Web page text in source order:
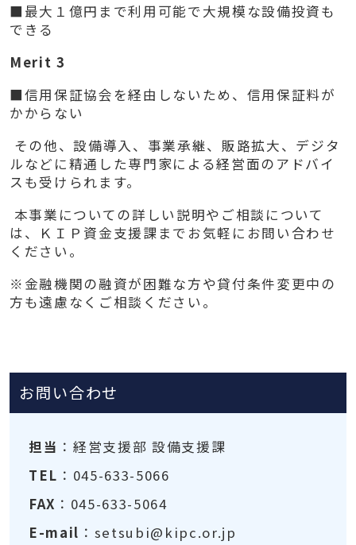
■ 最大１億円まで利用可能で大規模な設備投資も
できる
Merit 3
■信用保証協会を経由しないため、信用保証料が
かからない
その他、設備導入、事業承継、販路拡大、デジタ
ルなどに精通した専門家による経営面のアドバイ
スも受けられます。
本事業についての詳しい説明やご相談について
は、ＫＩＰ資金支援課までお気軽にお問い合わせ
ください。
※金融機関の融資が困難な方や貸付条件変更中の
方も遠慮なくご相談ください。
お問い合わせ
担当 ：経営支援部 設備支援課
TEL ：045-633-5066
FAX ：045-633-5064
E-mail ：setsubi@kipc.or.jp